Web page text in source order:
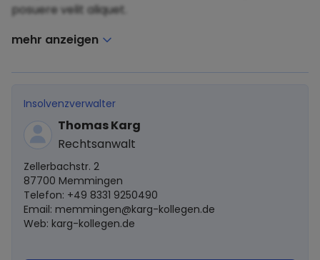
posuere velit aliquet.
mehr anzeigen
Insolvenzverwalter
Thomas Karg
Rechtsanwalt
Zellerbachstr. 2
87700 Memmingen
Telefon: +49 8331 9250490
Email: memmingen@karg-kollegen.de
Web: karg-kollegen.de